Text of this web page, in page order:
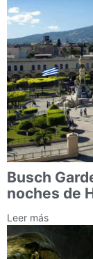
Busch
noches de
Leer más